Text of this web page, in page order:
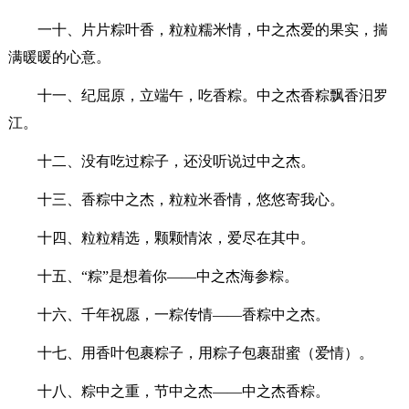
一十、片片粽叶香，粒粒糯米情，中之杰爱的果实，揣
满暖暖的心意。
十一、纪屈原，立端午，吃香粽。中之杰香粽飘香汨罗
江。
十二、没有吃过粽子，还没听说过中之杰。
十三、香粽中之杰，粒粒米香情，悠悠寄我心。
十四、粒粒精选，颗颗情浓，爱尽在其中。
十五、“粽”是想着你——中之杰海参粽。
十六、千年祝愿，一粽传情——香粽中之杰。
十七、用香叶包裹粽子，用粽子包裹甜蜜（爱情）。
十八、粽中之重，节中之杰——中之杰香粽。